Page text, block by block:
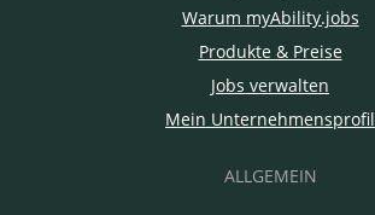
Warum myAbility.jobs
Produkte & Preise
Jobs verwalten
Mein Unternehmensprofil
ALLGEMEIN